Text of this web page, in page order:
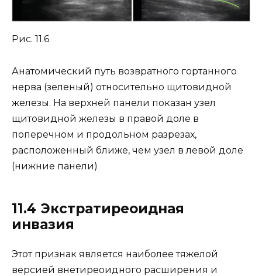
Рис. 11.6
Анатомический путь возвратного гортанного
нерва (зеленый) относительно щитовидной
железы. На верхней панели показан узел
щитовидной железы в правой доле в
поперечном и продольном разрезах,
расположенный ближе, чем узел в левой доле
(нижние панели)
11.4 Экстратиреоидная
инвазия
Этот признак является наиболее тяжелой
версией внетиреоидного расширения и